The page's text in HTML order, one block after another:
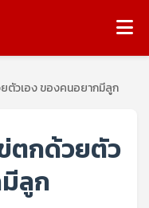
ยตัวเอง ของคนอยากมีลูก
ตกด้วยตัว
ลูก